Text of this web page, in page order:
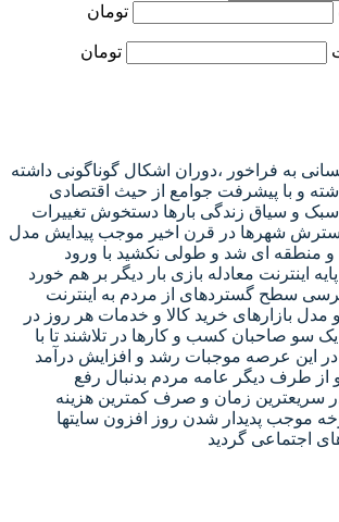
تومان
تومان
به فراخور ،دوران اشکال گوناگونی داشته
و با پیشرفت جوامع از حیث اقتصادی
و سیاق زندگی بارها دستخوش تغییرات
شهرها در قرن اخیر موجب پیدایش مدل
و منطقه ای شد و طولی نکشید با ورود
اینترنت معادله بازی بار دیگر بر هم خورد
سطح گستردهای از مردم به اینترنت
بازارهای خرید کالا و خدمات هر روز در
سو صاحبان کسب و کارها در تلاشند تا با
این عرصه موجبات رشد و افزایش درآمد
از طرف دیگر عامه مردم بدنبال رفع
در سریعترین زمان و صرف کمترین هزینه
موجب پدیدار شدن روز افزون سایتها